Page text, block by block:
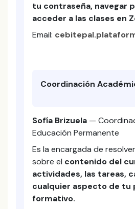
tu contraseña, navegar
acceder a las clases en
Email:
Coordinación
Sofía Brizuela —
Educación Permanente
Es la encargada de
sobre el contenido del
actividades, las tareas,
cualquier aspecto de tu
formativo.